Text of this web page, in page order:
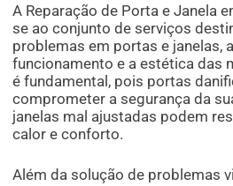
A Reparação de Porta e Janela
se ao conjunto de serviços
problemas em portas e janelas,
funcionamento e a estética das
é fundamental, pois portas
comprometer a segurança da
janelas mal ajustadas podem
calor e conforto.
Além da solução de problemas